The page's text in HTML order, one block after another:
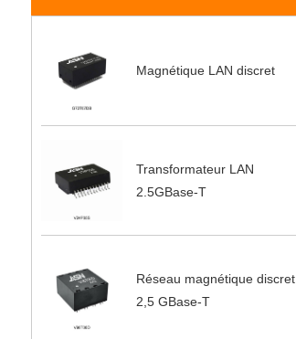
Magnétique LAN discret
Transformateur LAN
2.5GBase-T
Réseau magnétique discret
2,5 GBase-T